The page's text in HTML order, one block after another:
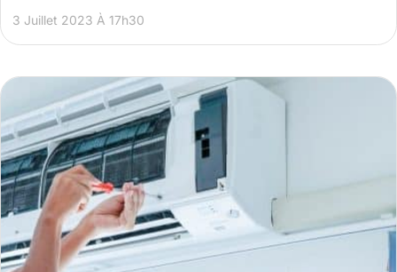
3 Juillet 2023 À 17h30